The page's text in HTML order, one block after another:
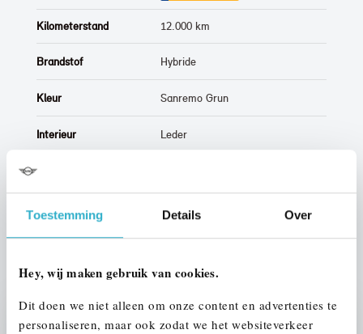
Toestemming Details Over
Hey, wij maken gebruik van cookies.
Dit doen we niet alleen om onze content en advertenties te
personaliseren, maar ook zodat we het websiteverkeer
Stap 1 van 3
Kilometerstand 12.000 km
Brandstof Hybride
Kleur Sanremo Grun
Interieur Leder
Btw/Marge